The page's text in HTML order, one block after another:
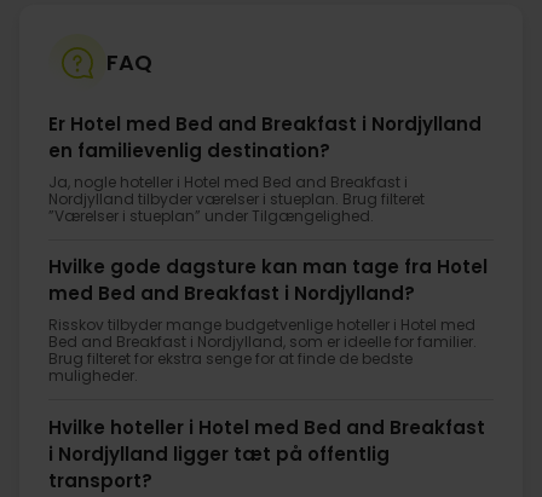
FAQ
Er Hotel med Bed and Breakfast i Nordjylland
en familievenlig destination?
Ja, nogle hoteller i Hotel med Bed and Breakfast i
Nordjylland tilbyder værelser i stueplan. Brug filteret
”Værelser i stueplan” under Tilgængelighed.
Hvilke gode dagsture kan man tage fra Hotel
med Bed and Breakfast i Nordjylland?
Risskov tilbyder mange budgetvenlige hoteller i Hotel med
Bed and Breakfast i Nordjylland, som er ideelle for familier.
Brug filteret for ekstra senge for at finde de bedste
muligheder.
Hvilke hoteller i Hotel med Bed and Breakfast
i Nordjylland ligger tæt på offentlig
transport?